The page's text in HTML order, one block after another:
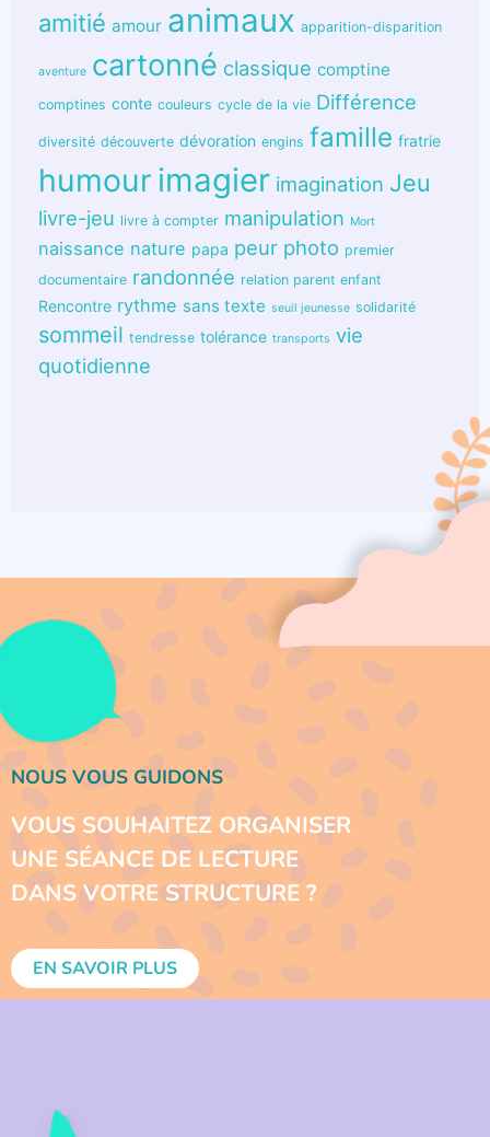
amitié amour animaux apparition-disparition
aventure cartonné classique comptine
comptines conte couleurs cycle de la vie Différence
diversité découverte dévoration engins famille fratrie
humour imagier imagination Jeu
livre-jeu livre à compter manipulation Mort
naissance nature papa peur photo premier
documentaire randonnée relation parent enfant
Rencontre rythme sans texte seuil jeunesse solidarité
sommeil tendresse tolérance transports vie
quotidienne
NOUS VOUS GUIDONS
VOUS SOUHAITEZ ORGANISER
UNE SÉANCE DE LECTURE
DANS VOTRE STRUCTURE ?
EN SAVOIR PLUS